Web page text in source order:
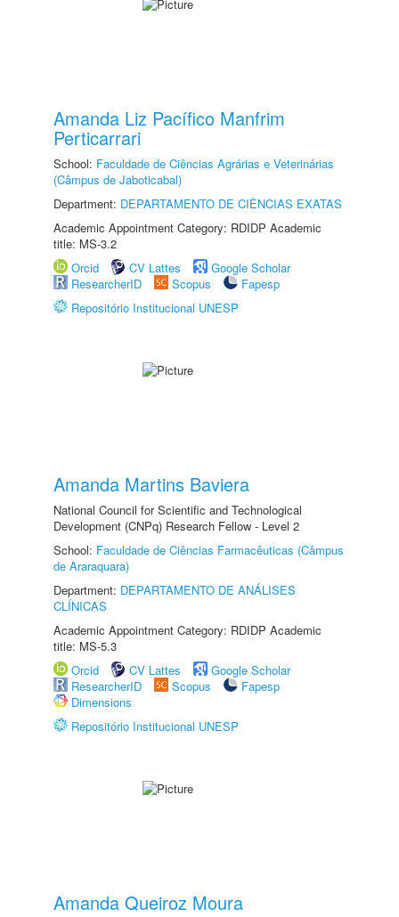
Amanda Liz Pacífico Manfrim
Perticarrari
School: Faculdade de Ciências Agrárias e Veterinárias
(Câmpus de Jaboticabal)
Department: DEPARTAMENTO DE CIÊNCIAS EXATAS
Academic Appointment Category: RDIDP Academic
title: MS-3.2
Orcid
CV Lattes
Google Scholar
ResearcherID
Scopus
Fapesp
Repositório Institucional UNESP
Amanda Martins Baviera
National Council for Scientific and Technological
Development (CNPq) Research Fellow - Level 2
School: Faculdade de Ciências Farmacêuticas (Câmpus
de Araraquara)
Department: DEPARTAMENTO DE ANÁLISES
CLÍNICAS
Academic Appointment Category: RDIDP Academic
title: MS-5.3
Orcid
CV Lattes
Google Scholar
ResearcherID
Scopus
Fapesp
Dimensions
Repositório Institucional UNESP
Amanda Queiroz Moura